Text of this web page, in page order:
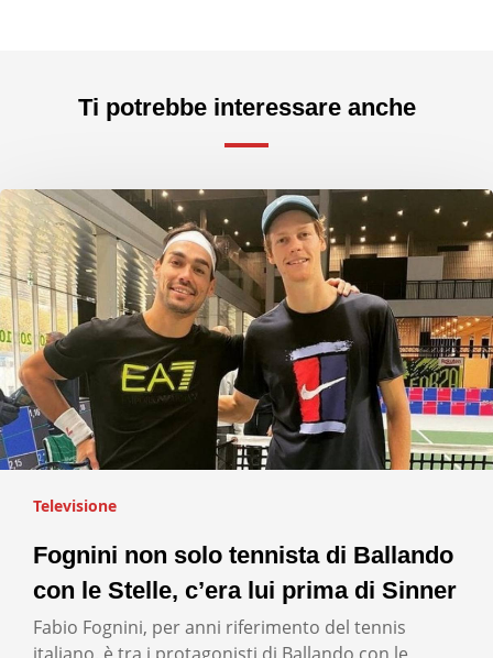
Ti potrebbe interessare anche
Televisione
Fognini non solo tennista di Ballando
con le Stelle, c’era lui prima di Sinner
Fabio Fognini, per anni riferimento del tennis